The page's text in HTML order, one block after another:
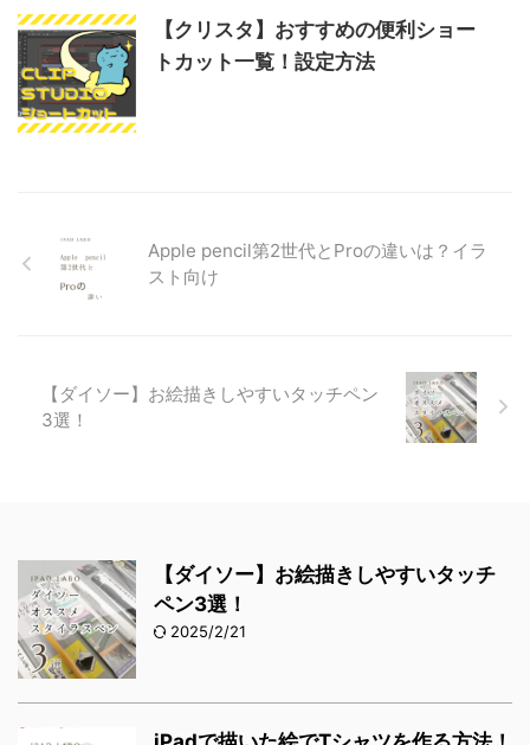
【クリスタ】おすすめの便利ショー
トカット一覧！設定方法
Apple pencil第2世代とProの違いは？イラ
スト向け
【ダイソー】お絵描きしやすいタッチペン
3選！
【ダイソー】お絵描きしやすいタッチ
ペン3選！
2025/2/21